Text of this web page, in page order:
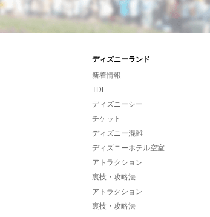
ディズニーランド
新着情報
TDL
ディズニーシー
チケット
ディズニー混雑
ディズニーホテル空室
アトラクション
裏技・攻略法
アトラクション
裏技・攻略法